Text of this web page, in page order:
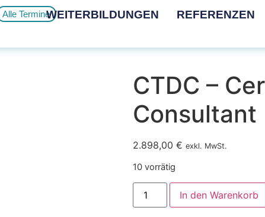
WEITERBILDUNGEN REFERENZEN
Alle Termine
CTDC –
Consultant
2.898,00 € exkl. MwSt.
10 vorrätig
In den Warenkorb